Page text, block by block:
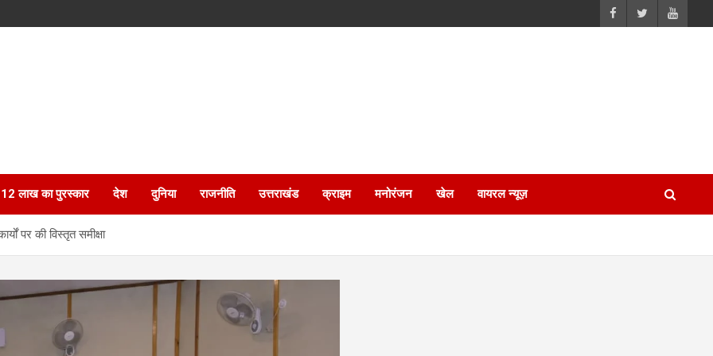
12 लाख का पुरस्कार देश दुनिया राजनीति उत्तराखंड क्राइम मनोरंजन खेल वायरल न्यूज़
पर की विस्तृत समीक्षा